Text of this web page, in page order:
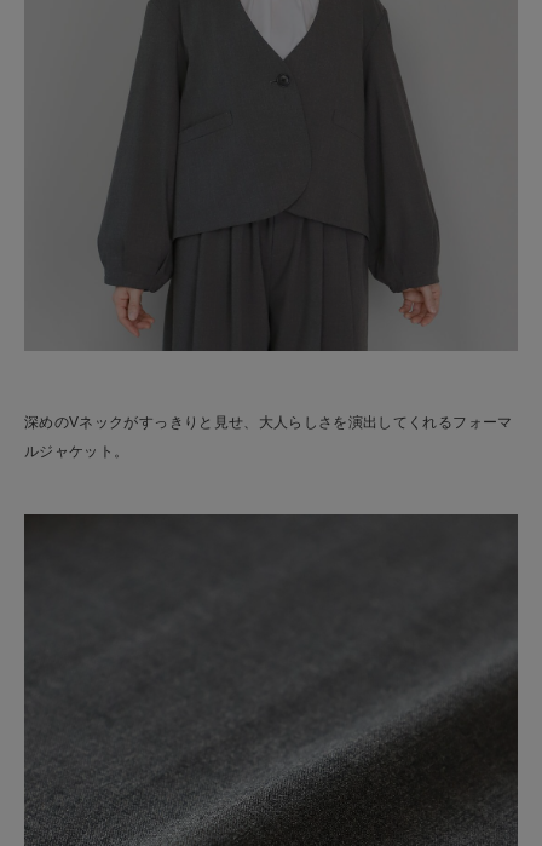
深めのVネックがすっきりと見せ、大人らしさを演出してくれるフォーマ
ルジャケット。